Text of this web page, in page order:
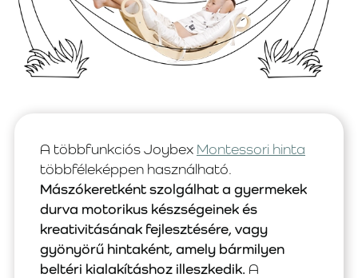
A többfunkciós Joybex Montessori hinta
többféleképpen használható.
Mászókeretként szolgálhat a gyermekek
durva motorikus készségeinek és
kreativitásának fejlesztésére, vagy
gyönyörű hintaként, amely bármilyen
beltéri kialakításhoz illeszkedik. A